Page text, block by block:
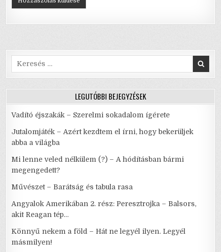
Search
for:
LEGUTÓBBI BEJEGYZÉSEK
Vadító éjszakák – Szerelmi sokadalom ígérete
Jutalomjáték – Azért kezdtem el írni, hogy bekerüljek
abba a világba
Mi lenne veled nélkülem (?) – A hódításban bármi
megengedett?
Művészet – Barátság és tabula rasa
Angyalok Amerikában 2. rész: Peresztrojka – Balsors,
akit Reagan tép…
Könnyű nekem a föld – Hát ne legyél ilyen. Legyél
másmilyen!